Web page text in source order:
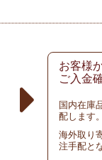
お客様
ご入金
国内在庫
配します。
海外取り
注手配と